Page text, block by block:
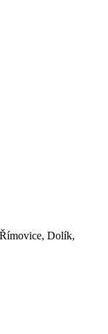
Dolík,